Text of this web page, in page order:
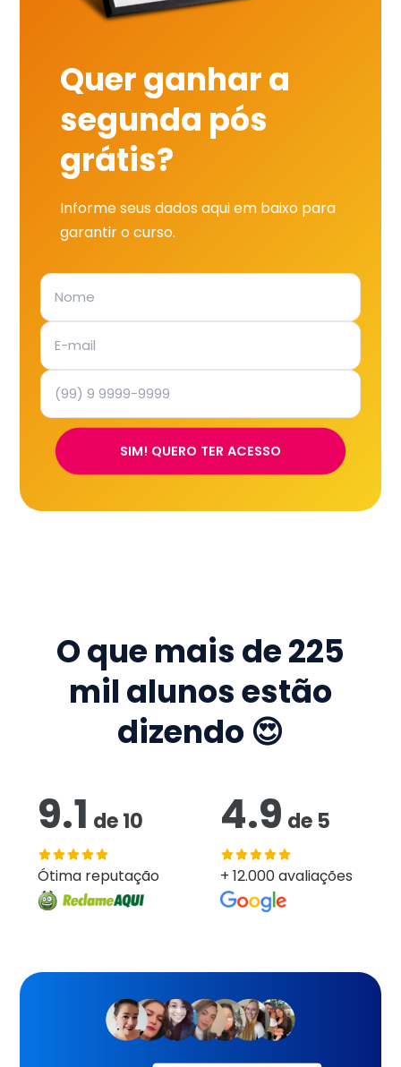
Quer ganhar a
segunda pós
grátis?
Informe seus dados aqui em baixo para
garantir o curso.
SIM! QUERO TER ACESSO
O que mais de225
mil alunos estão
dizendo 😍
9.1 de10
Ótima reputação
4.9 de 5
+ 12.000 avaliações